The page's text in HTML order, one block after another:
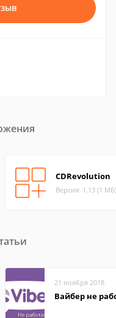
CDRevolution
Версия: 1.13 (1 МБ)
21 ноября 2018
Вайбер не